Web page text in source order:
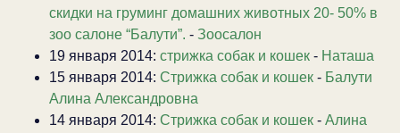
скидки на груминг домашних животных 20- 50% в
зоо салоне “Балути”. - Зоосалон
19 января 2014: стрижка собак и кошек - Наташа
15 января 2014: Стрижка собак и кошек - Балути
Алина Александровна
14 января 2014: Стрижка собак и кошек - Алина